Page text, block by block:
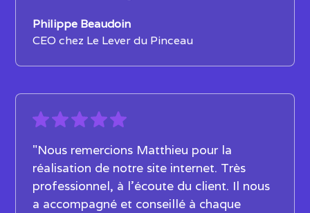
Philippe Beaudoin
CEO chez Le Lever du Pinceau
"Nous remercions Matthieu pour la
réalisation de notre site internet. Très
professionnel, à l'écoute du client. Il nous
a accompagné et conseillé à chaque